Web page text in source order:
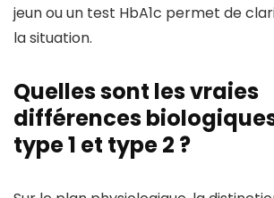
jeun ou un test HbA1c permet de
la situation.
Quelles sont les vraies
différences
type 1 et type 2 ?